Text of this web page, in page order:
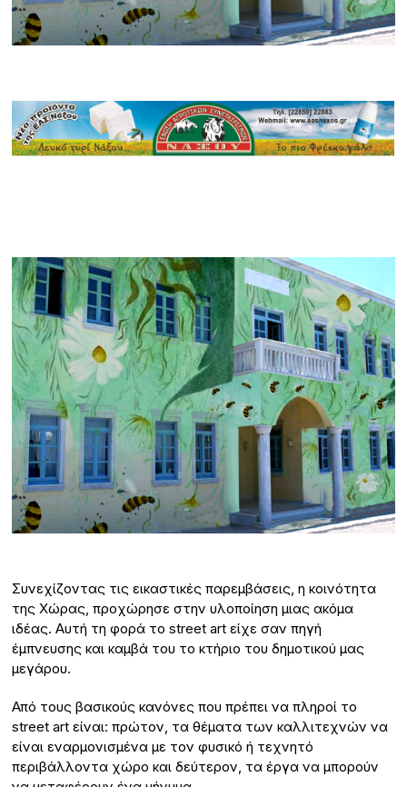
Συνεχίζοντας τις εικαστικές παρεμβάσεις, η κοινότητα
της Χώρας, προχώρησε στην υλοποίηση μιας ακόμα
ιδέας. Αυτή τη φορά το street art είχε σαν πηγή
έμπνευσης και καμβά του το κτήριο του δημοτικού μας
μεγάρου.
Από τους βασικούς κανόνες που πρέπει να πληροί το
street art είναι: πρώτον, τα θέματα των καλλιτεχνών να
είναι εναρμονισμένα με τον φυσικό ή τεχνητό
περιβάλλοντα χώρο και δεύτερον, τα έργα να μπορούν